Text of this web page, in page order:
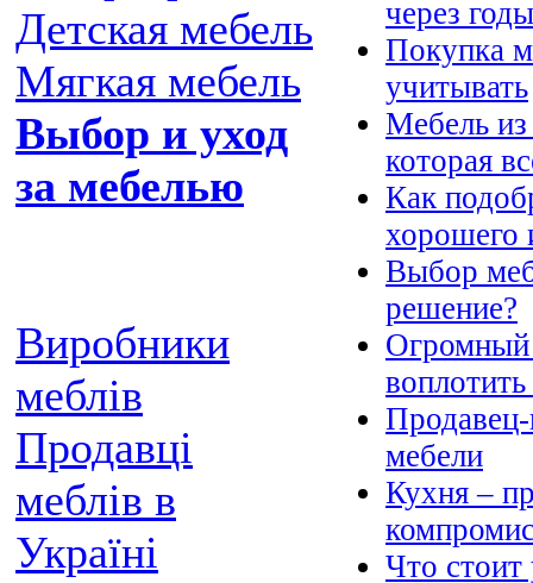
Детская мебель
Мягкая мебель
Выбор и уход
за мебелью
Виробники
меблів
Продавці
меблів в
Україні
через
Покупка
учитывать
Мебель из
которая
Как
хорошего
Выбор
решение?
Огромный
мебели
Кухня –
Что стоит